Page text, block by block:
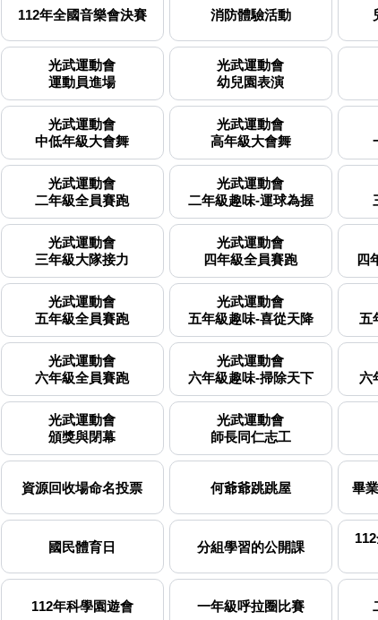
112年全國音樂會決賽 消防體驗活動
光武運動會
運動員進場
光武運動會
幼兒園表演
光武運動會
中低年級大會舞
光武運動會
高年級大會舞
光武運動會
二年級全員賽跑
光武運動會
二年級趣味-運球為握
光武運動會
三年級大隊接力
光武運動會
四年級全員賽跑
四
光武運動會
五年級全員賽跑
光武運動會
五年級趣味-喜從天降
五
光武運動會
六年級全員賽跑
光武運動會
六年級趣味-掃除天下
六
光武運動會
頒獎與閉幕
光武運動會
師長同仁志工
資源回收場命名投票 何爺爺跳跳屋 畢
國民體育日 分組學習的公開課
112年科學園遊會 一年級呼拉圈比賽